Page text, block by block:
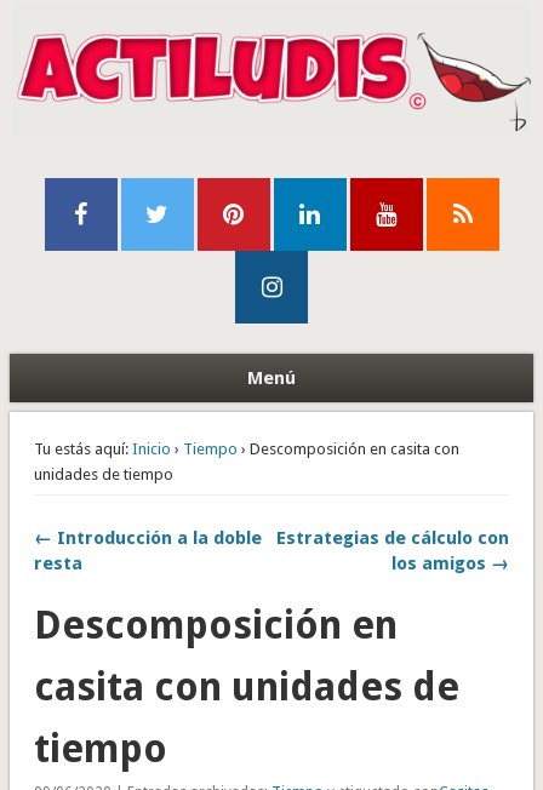
Menú
Tu estás aquí: Inicio › Tiempo › Descomposición en casita con
unidades de tiempo
← Introducción a la doble
resta
Estrategias de cálculo con
los amigos →
Descomposición en
casita con unidades de
tiempo